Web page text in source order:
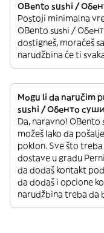
OBento sushi /
Postoji minimalna
OBento sushi /
dostigneš, moraćeš
narudžbina će ti
Mogu li da naručim
sushi / Обенто
Da, naravno!
možeš lako da
poklon. Sve što
dostave u gradu
da dodaš kontakt
da dodaš i opcione
narudžbina treba da